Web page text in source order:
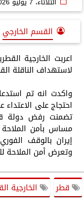
القسم الخارجي
اعربت الخارجية
لاستهداف الناقلة
واكدت انه تم
احتجاج على الاعتداء
تضمنت رفض دولة
مساس بأمن الملاحة
إيران بالوقف
وتعرض أمن الملاحة
قطر الخارجية